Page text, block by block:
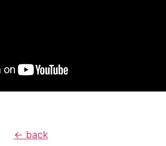
<- back